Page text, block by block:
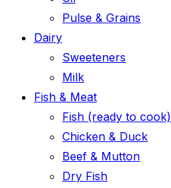
Pulse & Grains
Dairy
Sweeteners
Milk
Fish & Meat
Fish (ready to cook)
Chicken & Duck
Beef & Mutton
Dry Fish